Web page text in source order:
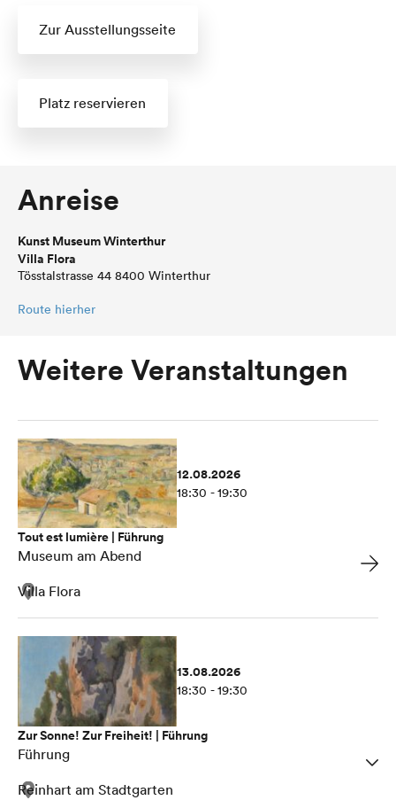
Zur Ausstellungsseite
Platz reservieren
Anreise
Kunst Museum Winterthur
Villa Flora
Tösstalstrasse 44 8400 Winterthur
Route hierher
Weitere Veranstaltungen
12.08.2026
18:30 - 19:30
Tout est lumière | Führung
Museum am Abend
Villa Flora
13.08.2026
18:30 - 19:30
Zur Sonne! Zur Freiheit! | Führung
Führung
Reinhart am Stadtgarten